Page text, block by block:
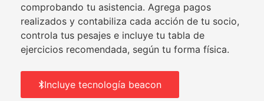
comprobando tu asistencia. Agrega pagos
realizados y contabiliza cada acción de tu socio,
controla tus pesajes e incluye tu tabla de
ejercicios recomendada, según tu forma física.
Incluye tecnología beacon